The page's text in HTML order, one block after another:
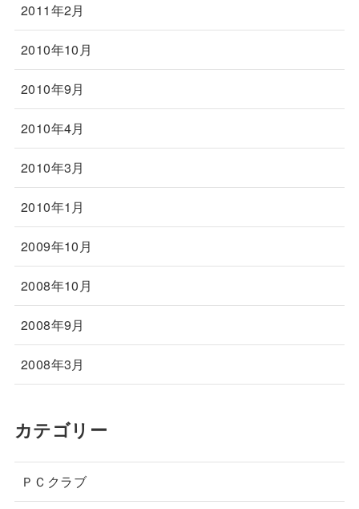
2011年2月
2010年10月
2010年9月
2010年4月
2010年3月
2010年1月
2009年10月
2008年10月
2008年9月
2008年3月
カテゴリー
ＰＣクラブ